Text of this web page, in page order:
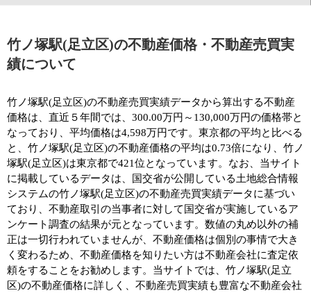
竹ノ塚駅(足立区)の不動産価格・不動産売買実
績について
竹ノ塚駅(足立区)の不動産売買実績データから算出する不動産
価格は、直近５年間では、300.00万円～130,000万円の価格帯と
なっており、平均価格は4,598万円です。東京都の平均と比べる
と、竹ノ塚駅(足立区)の不動産価格の平均は0.73倍になり、竹ノ
塚駅(足立区)は東京都で421位となっています。なお、当サイト
に掲載しているデータは、国交省が公開している土地総合情報
システムの竹ノ塚駅(足立区)の不動産売買実績データに基づい
ており、不動産取引の当事者に対して国交省が実施しているア
ンケート調査の結果が元となっています。数値の丸め以外の補
正は一切行われていませんが、不動産価格は個別の事情で大き
く変わるため、不動産価格を知りたい方は不動産会社に査定依
頼をすることをお勧めします。当サイトでは、竹ノ塚駅(足立
区)の不動産価格に詳しく、不動産売買実績も豊富な不動産会社